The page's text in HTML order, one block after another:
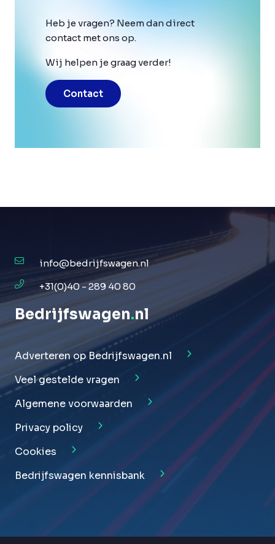
Heb je vragen? Neem dan direct
contact met ons op.
Wij helpen je graag verder!
Contact
info@bedrijfswagen.nl
+31(0)40 - 289 40 80
Bedrijfswagen.nl
Adverteren op Bedrijfswagen.nl
Veel gestelde vragen
Algemene voorwaarden
Privacy policy
Cookies
Bedrijfswagen kennisbank